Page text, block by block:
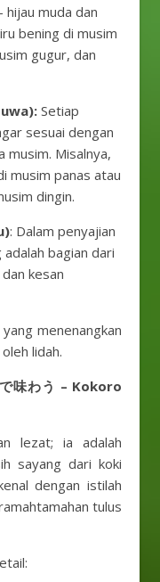
muda dan
bening di musim
gugur, dan
Setiap
sesuai dengan
musim. Misalnya,
musim panas atau
dingin.
: Dalam penyajian
bagian dari
kesan
menenangkan
lidah.
味わう – Kokoro
lezat; ia adalah
sayang dari koki
dengan istilah
tulus